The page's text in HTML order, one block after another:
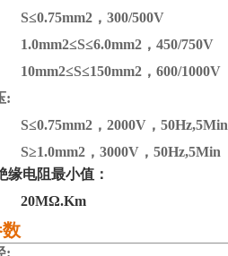
，300/500V
，450/750V
，600/1000V
压:
，2000V，50Hz,5Min
，3000V，50Hz,5Min
缘电阻最小值：
半径: